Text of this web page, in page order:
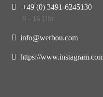
+49 (0) 3491-6245130
8 - 16 Uhr
info@werbou.com
https://